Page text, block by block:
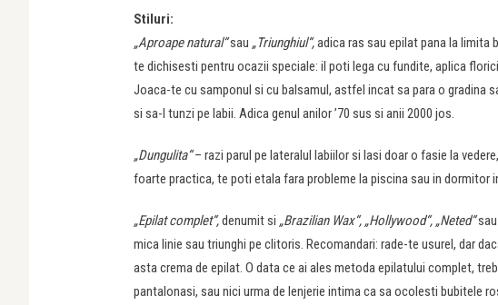
Stiluri:
„Aproape natural“sau „Triunghiul“,adica ras sau epilat pana la
te dichisesti pentru ocazii speciale: il poti lega cu fundite, aplica
Joaca-te cu samponul si cu balsamul, astfel incat sa para o gradina
si sa-l tunzi pe labii. Adica genul anilor ’70 sus si anii 2000 jos.
„Dungulita“– razi parul pe lateralul labiilor si lasi doar o fasie la
foarte practica, te poti etala fara probleme la piscina sau in dormitor
„Epilat complet“,denumit si „Brazilian Wax“, „Hollywood“, „Neted“sau
mica linie sau triunghi pe clitoris. Recomandari: rade-te usurel, dar
asta crema de epilat. O data ce ai ales metoda epilatului complet,
pantalonasi, sau nici urma de lenjerie intima ca sa ocolesti bubitele